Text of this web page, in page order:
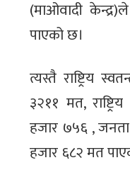
(माओवादी
पाएको छ।
त्यस्तै राष्ट्रिय
३२११ मत,
हजार ७५६ ,
हजार ६८२ मत